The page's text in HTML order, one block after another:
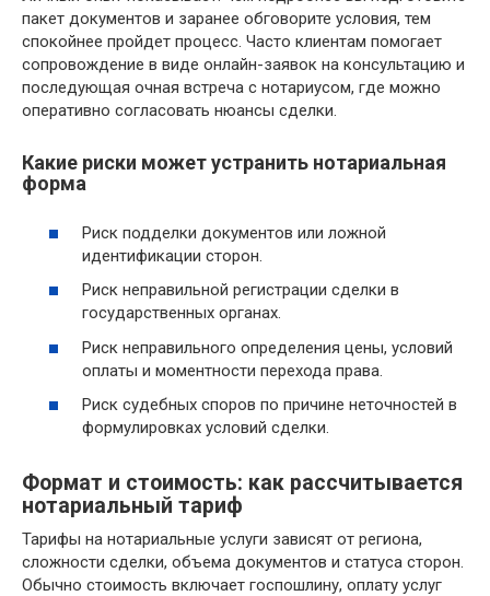
пакет документов и заранее обговорите условия, тем
спокойнее пройдет процесс. Часто клиентам помогает
сопровождение в виде онлайн-заявок на консультацию и
последующая очная встреча с нотариусом, где можно
оперативно согласовать нюансы сделки.
Какие риски может устранить нотариальная
форма
Риск подделки документов или ложной
идентификации сторон.
Риск неправильной регистрации сделки в
государственных органах.
Риск неправильного определения цены, условий
оплаты и моментности перехода права.
Риск судебных споров по причине неточностей в
формулировках условий сделки.
Формат и стоимость: как рассчитывается
нотариальный тариф
Тарифы на нотариальные услуги зависят от региона,
сложности сделки, объема документов и статуса сторон.
Обычно стоимость включает госпошлину, оплату услуг